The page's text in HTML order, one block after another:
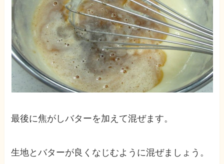
最後に焦がしバターを加えて混ぜます。
生地とバターが良くなじむように混ぜましょう。